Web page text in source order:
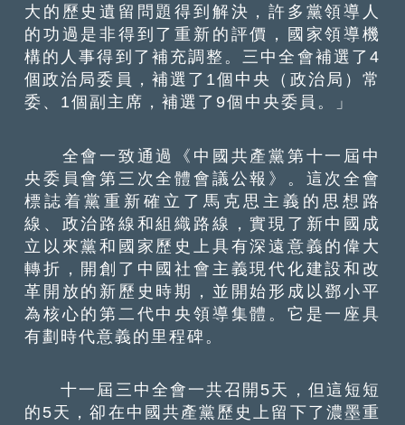
大的歷史遺留問題得到解決，許多黨領導人
的功過是非得到了重新的評價，國家領導機
構的人事得到了補充調整。三中全會補選了4
個政治局委員，補選了1個中央（政治局）常
委、1個副主席，補選了9個中央委員。」
全會一致通過《中國共產黨第十一屆中
央委員會第三次全體會議公報》。這次全會
標誌着黨重新確立了馬克思主義的思想路
線、政治路線和組織路線，實現了新中國成
立以來黨和國家歷史上具有深遠意義的偉大
轉折，開創了中國社會主義現代化建設和改
革開放的新歷史時期，並開始形成以鄧小平
為核心的第二代中央領導集體。它是一座具
有劃時代意義的里程碑。
十一屆三中全會一共召開5天，但這短短
的5天，卻在中國共產黨歷史上留下了濃墨重